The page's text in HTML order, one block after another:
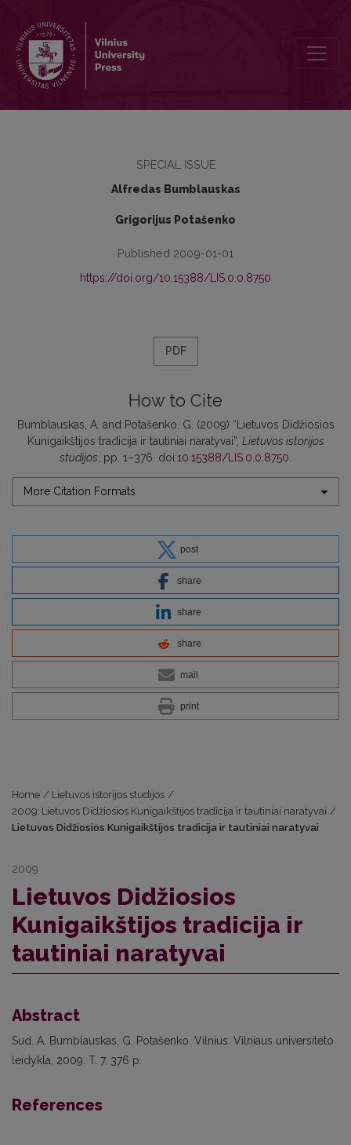
SPECIAL ISSUE
Alfredas Bumblauskas
Grigorijus Potašenko
Published 2009-01-01
https://doi.org/10.15388/LIS.0.0.8750
PDF
How to Cite
Bumblauskas, A. and Potašenko, G. (2009) “Lietuvos Didžiosios
Kunigaikštijos tradicija ir tautiniai naratyvai”, Lietuvos istorijos
studijos , pp. 1–376. doi:10.15388/LIS.0.0.8750
More Citation Formats
post
share
share
share
mail
print
Home / Lietuvos istorijos studijos /
2009: Lietuvos Didžiosios Kunigaikštijos tradicija ir tautiniai naratyvai /
Lietuvos Didžiosios Kunigaikštijos tradicija ir tautiniai naratyvai
2009
Lietuvos Didžiosios
Kunigaikštijos tradicija ir
tautiniai naratyvai
Abstract
Sud. A. Bumblauskas, G. Potašenko. Vilnius: Vilniaus universiteto
leidykla, 2009. T. 7, 376 p.
References